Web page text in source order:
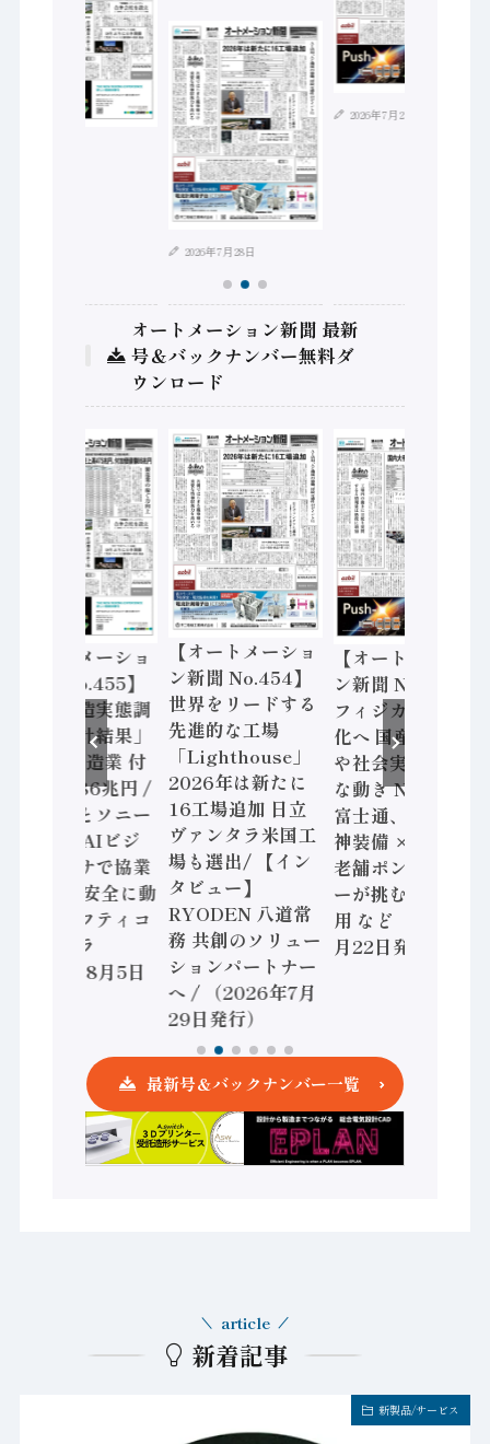
2026年7月28日
2026年7月21日
オートメーション新聞 最新
号＆バックナンバー無料ダ
ウンロード
【オートメーショ
ン新聞 No.455】
「経済構造実態調
査二次集計結果」
2024年製造業 付
加価値額86兆円 /
三菱電機とソニー
セミコン AIビジ
ョンセンサで協業
/ IDEC、安全に動
かすセーフティコ
ントローラ
（2026年8月5日
【オートメーショ
ン新聞 No.454】
世界をリードする
先進的な工場
「Lighthouse」
2026年は新たに
16工場追加 日立
ヴァンタラ米国工
場も選出/ 【イン
タビュー】
RYODEN 八道常
務 共創のソリュー
ションパートナー
へ / （2026年7月
29日発行）
【オートメーショ
ン新聞 No.453】
フィジカルAI本格
化へ 国産AI開発
や社会実装に活発
な動き Noetra、
富士通、日立 / 兵
神装備 × HMS、
老舗ポンプメーカ
ーが挑むデータ活
用 など（2026年7
月22日発行）
最新号＆バックナンバー一覧
新着記事
article
新製品/サービス